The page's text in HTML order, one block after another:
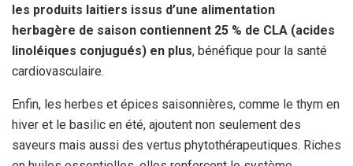
les produits laitiers issus d’une alimentation
herbagère de saison contiennent 25 % de CLA (acides
linoléiques conjugués) en plus, bénéfique pour la santé
cardiovasculaire.
Enfin, les herbes et épices saisonnières, comme le thym en
hiver et le basilic en été, ajoutent non seulement des
saveurs mais aussi des vertus phytothérapeutiques. Riches